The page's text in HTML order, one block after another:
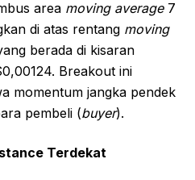
area moving average7
di atas rentang moving
berada di kisaran
Breakout ini
momentum jangka pendek
pembeli (buyer).
Terdekat